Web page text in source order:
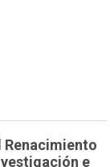
Renacimiento
e